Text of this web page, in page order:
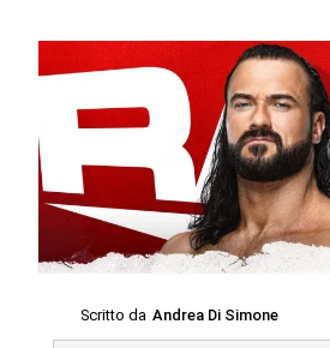
Scritto da Andrea Di Simone